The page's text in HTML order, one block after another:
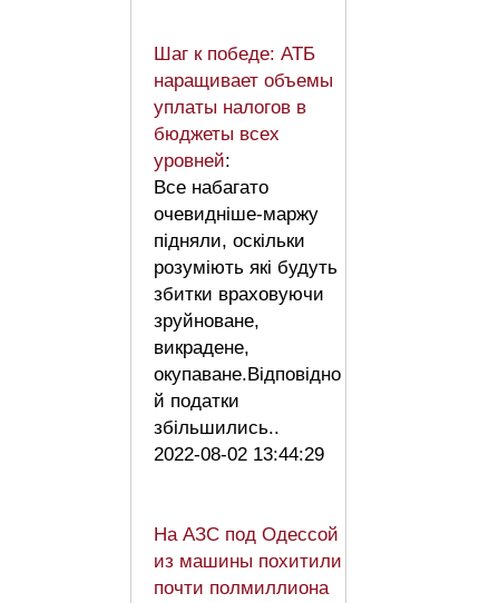
Шаг к победе: АТБ
наращивает объемы
уплаты налогов в
бюджеты всех
уровней:
Все набагато
очевидніше-маржу
підняли, оскільки
розуміють які будуть
збитки враховуючи
зруйноване,
викрадене,
окупаване.Відповідно
й податки
збільшились..
2022-08-02 13:44:29
На АЗС под Одессой
из машины похитили
почти полмиллиона